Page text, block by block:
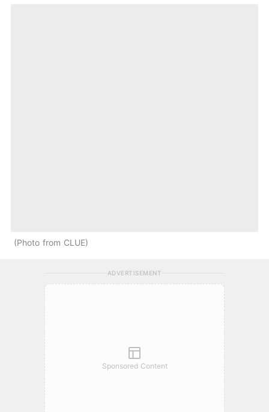
Photo from CLUE
ADVERTISEMENT
Sponsored Content